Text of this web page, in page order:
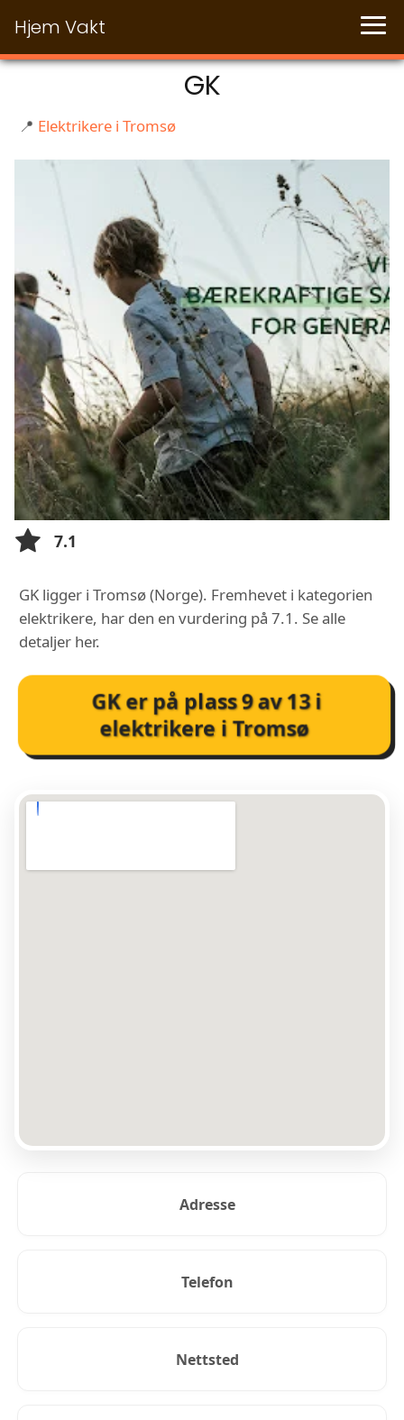
Hjem Vakt
GK
📍 Elektrikere i Tromsø
7.1
GK ligger i Tromsø (Norge). Fremhevet i kategorien
elektrikere, har den en vurdering på 7.1. Se alle
detaljer her.
GKer på plass9av13i
elektrikere i Tromsø
Adresse
Telefon
Nettsted